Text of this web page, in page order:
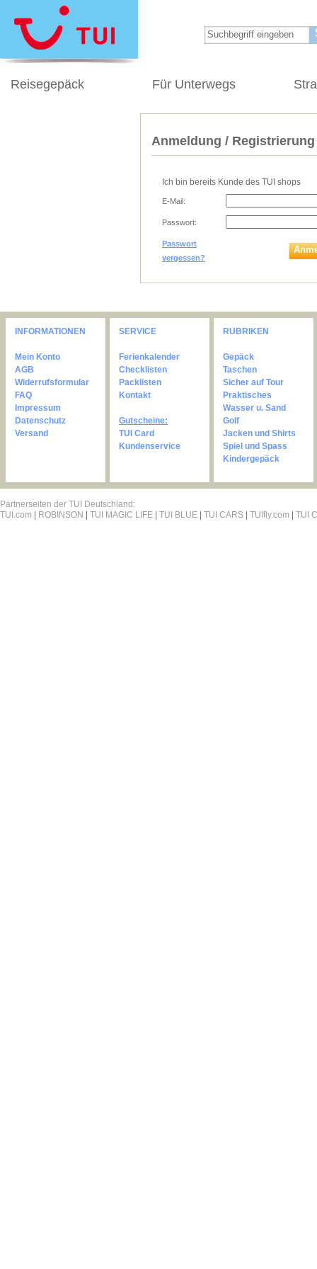
Reisegepäck Für Unterwegs
Anmeldung / Registrierung
Ich bin bereits Kunde des TUI shops
E-Mail:
Passwort:
Passwort
vergessen?
INFORMATIONEN
Mein Konto
AGB
Widerrufsformular
FAQ
Impressum
Datenschutz
Versand
SERVICE
Ferienkalender
Checklisten
Packlisten
Kontakt
Gutscheine:
TUI Card
Kundenservice
RUBRIKEN
Gepäck
Taschen
Sicher auf Tour
Praktisches
Wasser u. Sand
Golf
Jacken und Shirts
Spiel und Spass
Kindergepäck
Partnerseiten der TUI Deutschland:
TUI.com
ROBINSON TUI MAGIC LIFE TUI BLUE TUI CARS TUIfly.com TUI